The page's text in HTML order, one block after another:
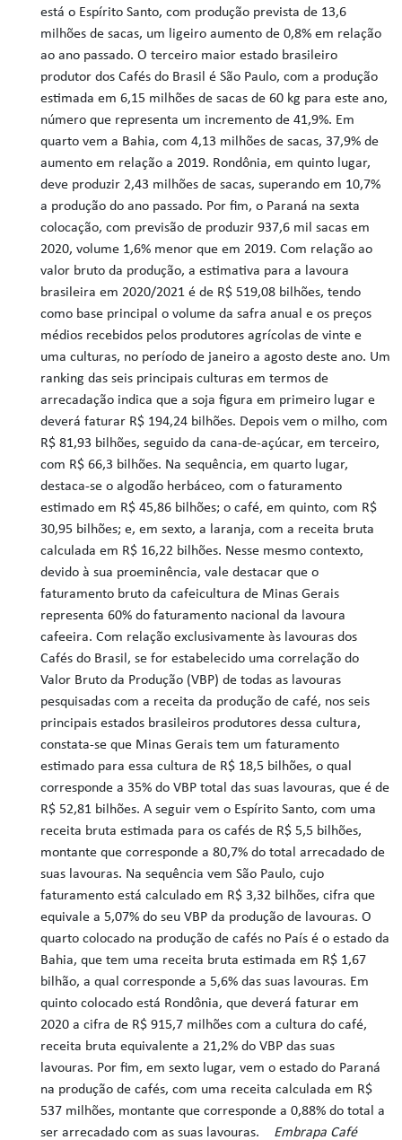
está o Espírito Santo, com produção prevista de 13,6
milhões de sacas, um ligeiro aumento de 0,8% em relação
ao ano passado. O terceiro maior estado brasileiro
produtor dos Cafés do Brasil é São Paulo, com a produção
estimada em 6,15 milhões de sacas de 60 kg para este ano,
número que representa um incremento de 41,9%. Em
quarto vem a Bahia, com 4,13 milhões de sacas, 37,9% de
aumento em relação a 2019. Rondônia, em quinto lugar,
deve produzir 2,43 milhões de sacas, superando em 10,7%
a produção do ano passado. Por fim, o Paraná na sexta
colocação, com previsão de produzir 937,6 mil sacas em
2020, volume 1,6% menor que em 2019. Com relação ao
valor bruto da produção, a estimativa para a lavoura
brasileira em 2020/2021 é de R$ 519,08 bilhões, tendo
como base principal o volume da safra anual e os preços
médios recebidos pelos produtores agrícolas de vinte e
uma culturas, no período de janeiro a agosto deste ano. Um
ranking das seis principais culturas em termos de
arrecadação indica que a soja figura em primeiro lugar e
deverá faturar R$ 194,24 bilhões. Depois vem o milho, com
R$ 81,93 bilhões, seguido da cana-de-açúcar, em terceiro,
com R$ 66,3 bilhões. Na sequência, em quarto lugar,
destaca-se o algodão herbáceo, com o faturamento
estimado em R$ 45,86 bilhões; o café, em quinto, com R$
30,95 bilhões; e, em sexto, a laranja, com a receita bruta
calculada em R$ 16,22 bilhões. Nesse mesmo contexto,
devido à sua proeminência, vale destacar que o
faturamento bruto da cafeicultura de Minas Gerais
representa 60% do faturamento nacional da lavoura
cafeeira. Com relação exclusivamente às lavouras dos
Cafés do Brasil, se for estabelecido uma correlação do
Valor Bruto da Produção (VBP) de todas as lavouras
pesquisadas com a receita da produção de café, nos seis
principais estados brasileiros produtores dessa cultura,
constata-se que Minas Gerais tem um faturamento
estimado para essa cultura de R$ 18,5 bilhões, o qual
corresponde a 35% do VBP total das suas lavouras, que é de
R$ 52,81 bilhões. A seguir vem o Espírito Santo, com uma
receita bruta estimada para os cafés de R$ 5,5 bilhões,
montante que corresponde a 80,7% do total arrecadado de
suas lavouras. Na sequência vem São Paulo, cujo
faturamento está calculado em R$ 3,32 bilhões, cifra que
equivale a 5,07% do seu VBP da produção de lavouras. O
quarto colocado na produção de cafés no País é o estado da
Bahia, que tem uma receita bruta estimada em R$ 1,67
bilhão, a qual corresponde a 5,6% das suas lavouras. Em
quinto colocado está Rondônia, que deverá faturar em
2020 a cifra de R$ 915,7 milhões com a cultura do café,
receita bruta equivalente a 21,2% do VBP das suas
lavouras. Por fim, em sexto lugar, vem o estado do Paraná
na produção de cafés, com uma receita calculada em R$
537 milhões, montante que corresponde a 0,88% do total a
ser arrecadado com as suas lavouras.
Embrapa Café